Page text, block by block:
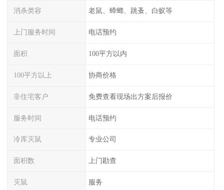
消杀类容 老鼠、蟑螂、跳蚤、白蚁等
上门服务时间 电话预约
面积 100平方以内
100平方以上 协商价格
非住宅客户 免费查看现场出方案后报价
服务时间 电话预约
冷库灭鼠 专业公司
面积数 上门勘查
灭鼠 服务